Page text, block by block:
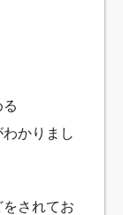
かりまし
されてお